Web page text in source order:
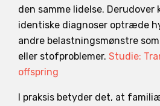
den samme lidelse. Derudover
identiske diagnoser optræde
andre belastningsmønstre
eller stofproblemer. Studie:
offspring
I praksis betyder det, at